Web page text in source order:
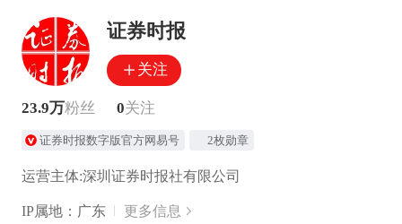
证券时报
关注
23.9万粉丝 0关注
证券时报数字版官方网易号 2枚勋章
运营主体:深圳证券时报社有限公司
IP属地：广东 更多信息